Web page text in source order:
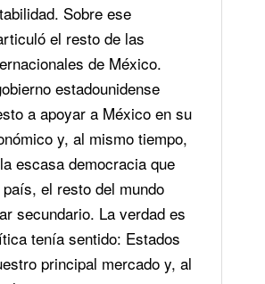
Sobre ese
el resto de las
de México.
estadounidense
a apoyar a México en su
y, al mismo tiempo,
escasa democracia que
el resto del mundo
secundario. La verdad es
tenía sentido: Estados
principal mercado y, al